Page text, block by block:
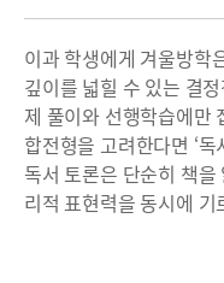
이과 학생에게 겨울방학
깊이를 넓힐 수 있는 결
제 풀이와 선행학습에만
합전형을 고려한다면 ‘
독서 토론은 단순히 책
리적 표현력을 동시에